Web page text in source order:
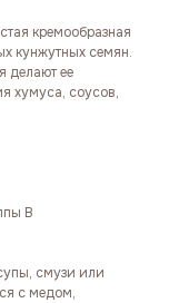
кремообразная
кунжутных семян.
делают ее
хумуса, соусов,
B
смузи или
с медом,